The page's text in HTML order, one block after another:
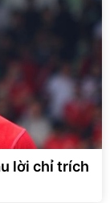
lời chỉ trích